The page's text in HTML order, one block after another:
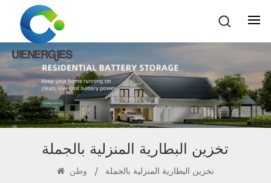
تخزين البطارية المنزلية بالجملة
وطن / تخزين البطارية المنزلية بالجملة